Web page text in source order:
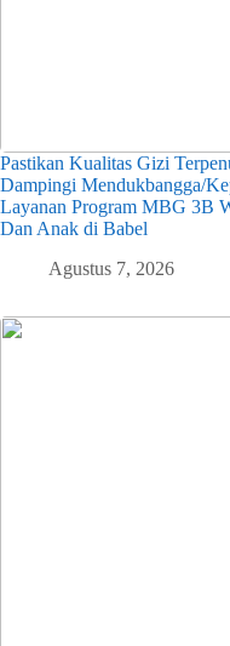
Pastikan Kualitas Gizi
Dampingi Mendukbangga/
Layanan Program MBG 3B
Dan Anak di Babel
Agustus 7, 2026